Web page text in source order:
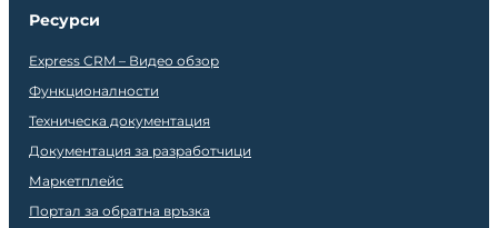
Ресурси
Express CRM – Видео обзор
Функционалности
Техническа документация
Документация за разработчици
Маркетплейс
Портал за обратна връзка